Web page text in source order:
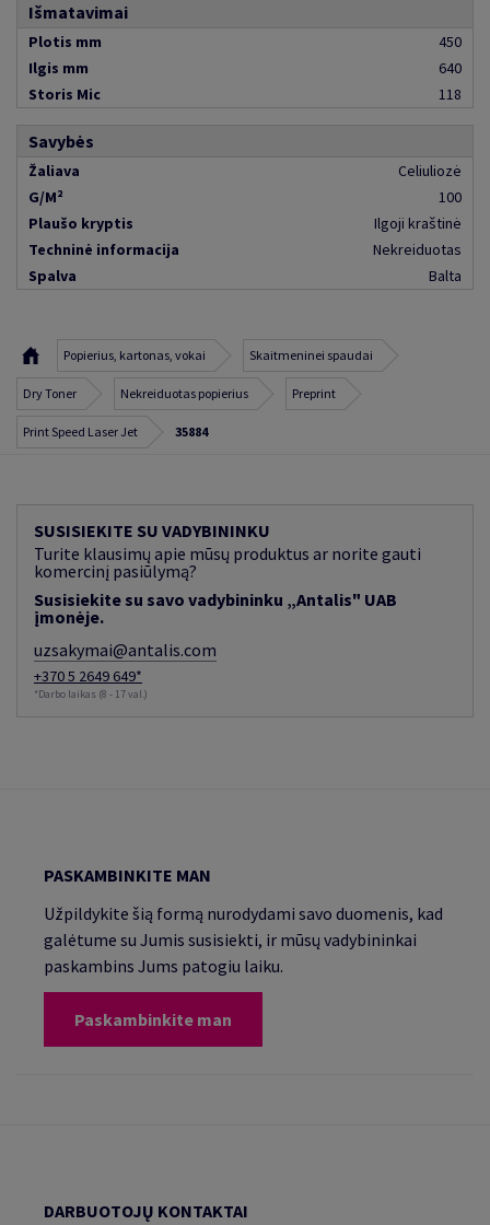
Išmatavimai
Plotis mm
450
Ilgis mm
640
Storis Mic
118
Savybės
Žaliava
Celiuliozė
G/M²
100
Plaušo kryptis
Ilgoji kraštinė
Techninė informacija
Nekreiduotas
Spalva
Balta
Popierius, kartonas, vokai Skaitmeninei spaudai
Dry Toner Nekreiduotas popierius Preprint
Print Speed Laser Jet 35884
SUSISIEKITE SU VADYBININKU
Turite klausimų apie mūsų produktus ar norite gauti
komercinį pasiūlymą?
Susisiekite su savo vadybininku „Antalis" UAB
įmonėje.
uzsakymai@antalis.com
+370 5 2649 649*
*Darbo laikas (8 - 17 val.)
PASKAMBINKITE MAN
Užpildykite šią formą nurodydami savo duomenis, kad
galėtume su Jumis susisiekti, ir mūsų vadybininkai
paskambins Jums patogiu laiku.
Paskambinkite man
DARBUOTOJŲ KONTAKTAI